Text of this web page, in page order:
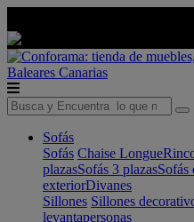
Baleares Canarias
Sofás
Sofás Chaise Longue
plazasSofás 3 plazasSofás
exteriorDivanes
Sillones Sillones
levantapersonas